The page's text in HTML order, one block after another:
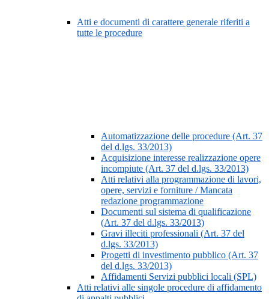
Atti e documenti di carattere generale riferiti a
tutte le procedure
Automatizzazione delle procedure (Art. 37
del d.lgs. 33/2013)
Acquisizione interesse realizzazione opere
incompiute (Art. 37 del d.lgs. 33/2013)
Atti relativi alla programmazione di lavori,
opere, servizi e forniture / Mancata
redazione programmazione
Documenti sul sistema di qualificazione
(Art. 37 del d.lgs. 33/2013)
Gravi illeciti professionali (Art. 37 del
d.lgs. 33/2013)
Progetti di investimento pubblico (Art. 37
del d.lgs. 33/2013)
Affidamenti Servizi pubblici locali (SPL)
Atti relativi alle singole procedure di affidamento